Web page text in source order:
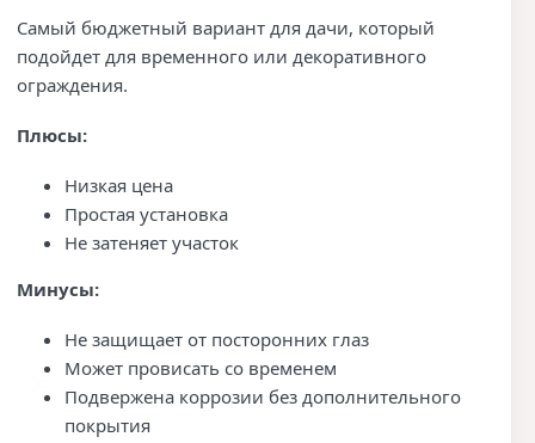
Самый бюджетный вариант для дачи, который
подойдет для временного или декоративного
ограждения.
Плюсы:
Низкая цена
Простая установка
Не затеняет участок
Минусы:
Не защищает от посторонних глаз
Может провисать со временем
Подвержена коррозии без дополнительного
покрытия